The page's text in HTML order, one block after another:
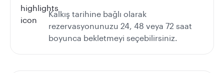
Kalkış tarihine bağlı olarak
rezervasyonunuzu 24, 48 veya 72 saat
boyunca bekletmeyi seçebilirsiniz.